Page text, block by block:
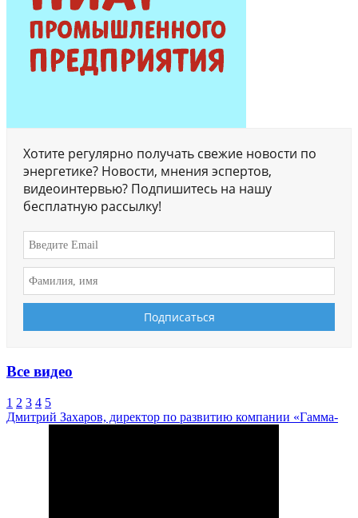
Хотите регулярно получать свежие новости по
энергетике? Новости, мнения эспертов,
видеоинтервью? Подпишитесь на нашу
бесплатную рассылку!
Все видео
1 2 3 4 5
Дмитрий Захаров, директор по развитию компании «Гамма-